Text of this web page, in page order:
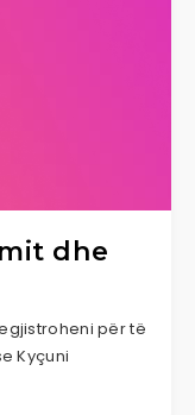
dhe
për të
Kyçuni